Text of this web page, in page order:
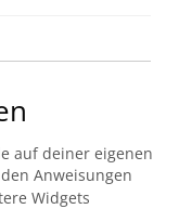
auf deiner eigenen
Anweisungen
Widgets